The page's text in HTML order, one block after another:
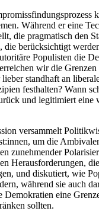
Während er eine
die pragmatisch den
die berücksichtigt
Populisten die
wir die Grenzen
standhaft an
festhalten? Wann
und legitimiert eine
versammelt
um die
zunehmender
Herausforderungen,
und diskutiert, wie
während sie auch
eine
sollten.